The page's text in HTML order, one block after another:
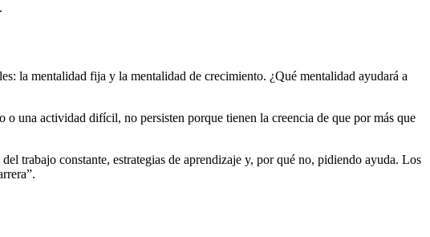
la mentalidad fija y la mentalidad de crecimiento. ¿Qué mentalidad ayudará a
una actividad difícil, no persisten porque tienen la creencia de que por más que
trabajo constante, estrategias de aprendizaje y, por qué no, pidiendo ayuda. Los